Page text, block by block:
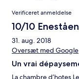
Anmeldelser
Verificeret anmeldelse
10/10
31. aug. 2018
Oversæt med Google
Un vrai
La chambre d’hotes